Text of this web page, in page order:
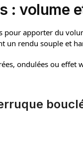
: volume
pour apporter du
un rendu souple et
ondulées ou effet